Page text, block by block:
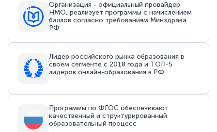
Организация - официальный провайдер
НМО, реализует программы с начислением
баллов согласно требованиям Минздрава
РФ
Лидер российского рынка образования в
своём сегменте с 2018 года и ТОП-5
лидеров онлайн-образования в РФ
Программы по ФГОС обеспечивают
качественный и структурированный
образовательный процесс